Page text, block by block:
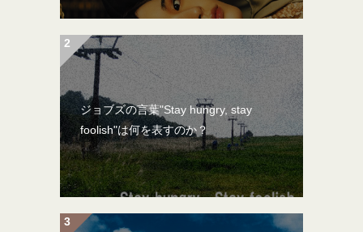
ジョブズの言葉"Stay hungry, stay
foolish"は何を表すのか？